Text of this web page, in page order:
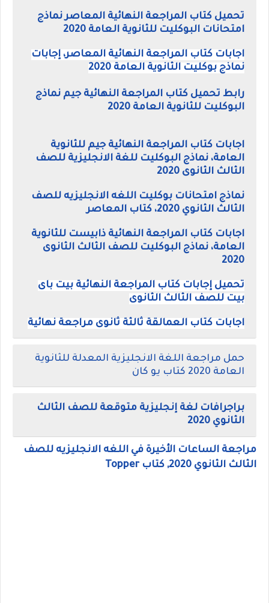
تحميل كتاب المراجعة النهائية المعاصر نماذج
امتحانات البوكليت للثانوية العامة 2020
اجابات كتاب المراجعة النهائية المعاصر، إجابات
نماذج بوكليت الثانوية العامة 2020
رابط تحميل كتاب المراجعة النهائية جيم نماذج
البوكليت للثانوية العامة 2020
اجابات كتاب المراجعة النهائية جيم للثانوية
العامة، نماذج البوكليت للغة الانجليزية للصف
الثالث الثانوى 2020
نماذج امتحانات بوكليت اللغه الانجليزيه للصف
الثالث الثانوي 2020، كتاب المعاصر
اجابات كتاب المراجعة النهائية ذابيست للثانوية
العامة، نماذج البوكليت للصف الثالث الثانوى
2020
تحميل إجابات كتاب المراجعة النهائية بيت باى
بيت للصف الثالث الثانوى
اجابات كتاب العمالقة ثالثة ثانوى مراجعة نهائية
حمل مراجعة اللغة الانجليزية المعدلة للثانوية
العامة 2020 كتاب يو كان
براجرافات لغة إنجليزية متوقعة للصف الثالث
الثانوي 2020
مراجعة الساعات الأخيرة في اللغه الانجليزيه للصف
الثالث الثانوي 2020, كتاب Topper